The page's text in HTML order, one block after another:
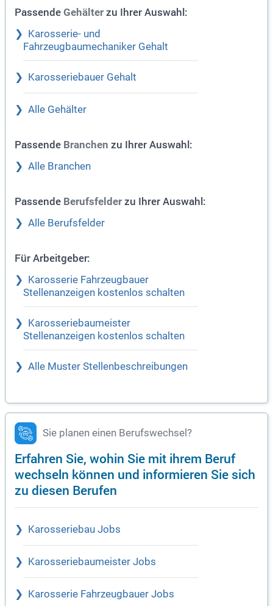
Passende Gehälter zu Ihrer Auswahl:
Karosserie- und
Fahrzeugbaumechaniker Gehalt
Karosseriebauer Gehalt
Alle Gehälter
Passende Branchen zu Ihrer Auswahl:
Alle Branchen
Passende Berufsfelder zu Ihrer Auswahl:
Alle Berufsfelder
Für Arbeitgeber:
Karosserie Fahrzeugbauer
Stellenanzeigen kostenlos schalten
Karosseriebaumeister
Stellenanzeigen kostenlos schalten
Alle Muster Stellenbeschreibungen
Sie planen einen Berufswechsel?
Erfahren Sie, wohin Sie mit ihrem Beruf
wechseln können und informieren Sie sich
zu diesen Berufen
Karosseriebau Jobs
Karosseriebaumeister Jobs
Karosserie Fahrzeugbauer Jobs